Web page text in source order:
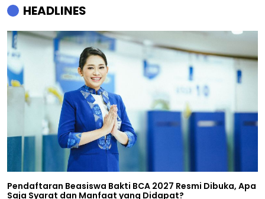
HEADLINES
Pendaftaran Beasiswa Bakti BCA 2027 Resmi Dibuka, Apa
Saja Syarat dan Manfaat yang Didapat?